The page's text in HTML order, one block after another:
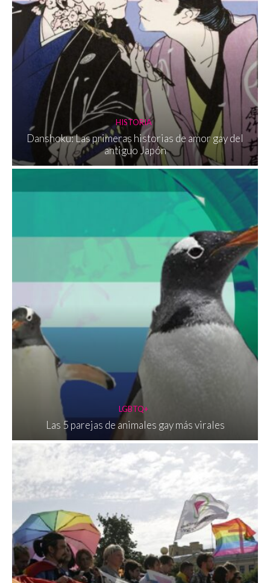
HISTORIA
Danshoku: Las primeras historias de amor gay del
antiguo Japón
LGBTQ+
Las 5 parejas de animales gay más virales